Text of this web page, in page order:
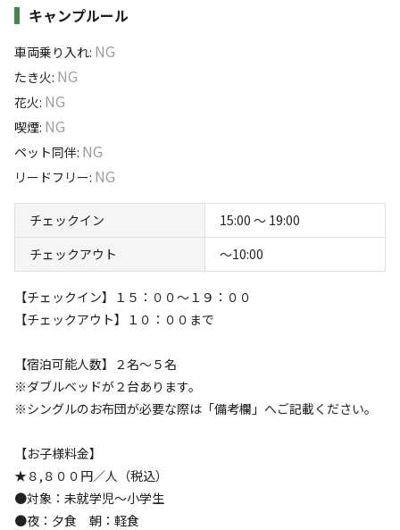
キャンプルール
車両乗り入れ: NG
たき火: NG
花火: NG
喫煙: NG
ペット同伴: NG
リードフリー: NG
チェックイン
15:00 〜 19:00
チェックアウト
〜10:00
【チェックイン】１５：００〜１９：００
【チェックアウト】１０：００まで
【宿泊可能人数】２名～５名
※ダブルベッドが２台あります。
※シングルのお布団が必要な際は「備考欄」へご記載ください。
【お子様料金】
★８,８００円／人（税込）
●対象：未就学児〜小学生
●夜：夕食 朝：軽食
#ファミリーにおすすめ
キャンペーン
利用タイプ
宿泊 日帰り
利用人数